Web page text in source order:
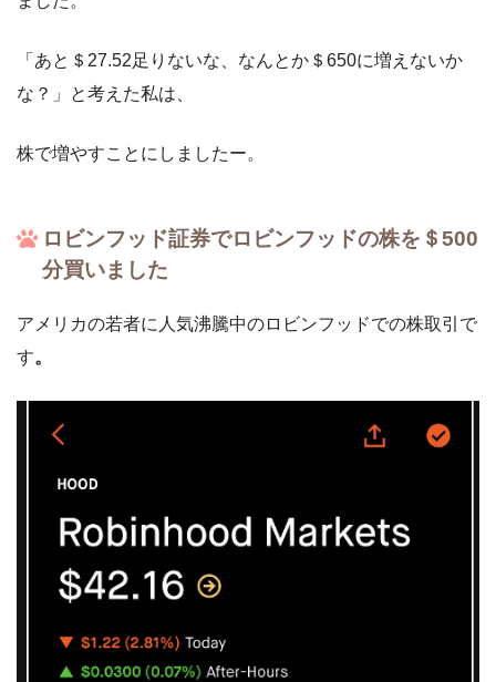
「あと＄27.52足りないな、なんとか＄650に増えないか
な？」と考えた私は、
株で増やすことにしましたー。
ロビンフッド証券でロビンフッドの株を＄500
分買いました
アメリカの若者に人気沸騰中のロビンフッドでの株取引で
す。